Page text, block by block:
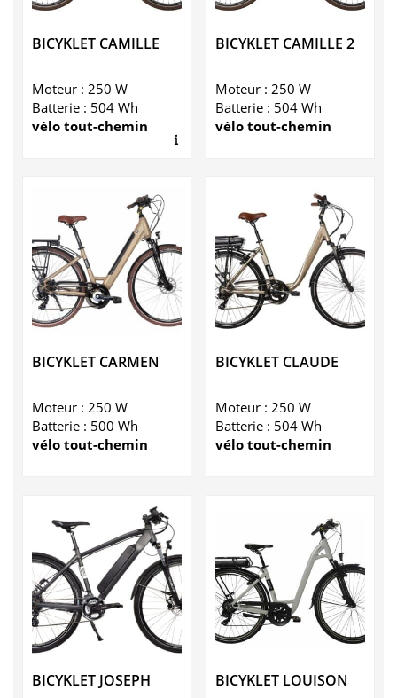
BICYKLET CAMILLE
Moteur : 250 W
Batterie : 504 Wh
vélo tout-chemin
BICYKLET CAMILLE 2
Moteur : 250 W
Batterie : 504 Wh
vélo tout-chemin
BICYKLET CARMEN
Moteur : 250 W
Batterie : 500 Wh
vélo tout-chemin
BICYKLET CLAUDE
Moteur : 250 W
Batterie : 504 Wh
vélo tout-chemin
BICYKLET JOSEPH BICYKLET LOUISON